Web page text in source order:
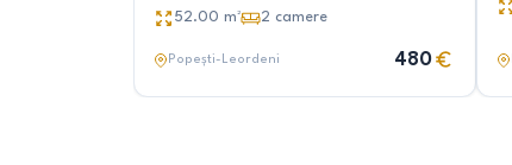
52.00 m² 2 camere
Popești-Leordeni 480